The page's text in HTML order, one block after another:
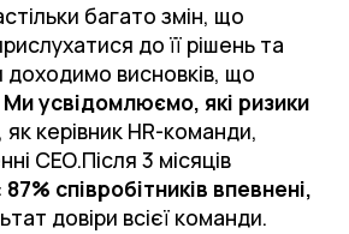
багато змін, що
до її рішень та
висновків, що
Ми усвідомлюємо, які ризики
як керівник HR-команди,
СЕО.Після 3 місяців
87% співробітників впевнені,
довіри всієї команди.